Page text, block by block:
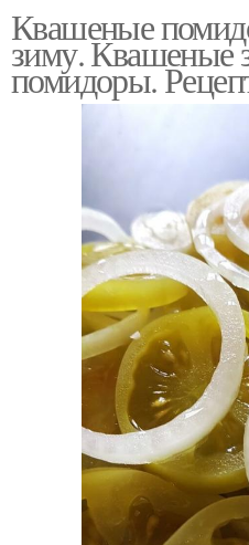
Квашеные
зиму. Квашеные
помидоры.